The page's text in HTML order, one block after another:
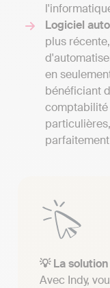
Logiciel
plus
en
bénéficiant
💡 La
Avec Indy,